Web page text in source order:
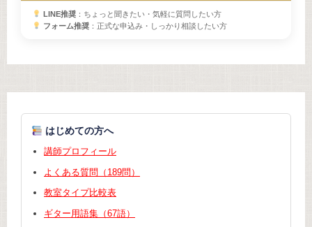
LINE推奨：ちょっと聞きたい・気軽に質問したい方
フォーム推奨：正式な申込み・しっかり相談したい方
はじめての方へ
講師プロフィール
よくある質問（189問）
教室タイプ比較表
ギター用語集（67語）